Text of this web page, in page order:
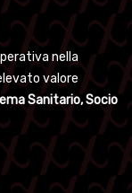
nella
valore
Sanitario, Socio